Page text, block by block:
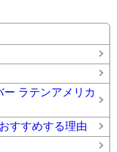
ー ラテンアメリカ
すすめする理由